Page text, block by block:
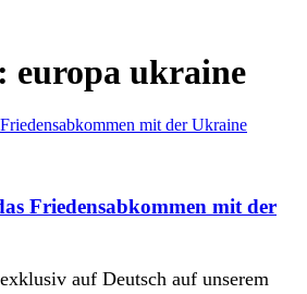
europa ukraine
Friedensabkommen mit der
auf Deutsch auf unserem